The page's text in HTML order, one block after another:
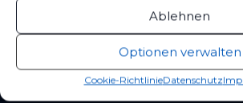
Ablehnen
Optionen verwalten
Cookie-RichtlinieDatenschutz
Ähnlicher
FC Rot-Weiß Erfurt vs FSV